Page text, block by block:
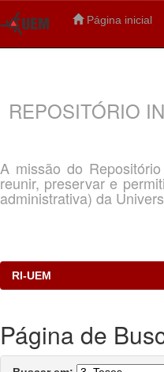
Página inicial
REPOSITÓRIO
A missão do
reunir, preservar e
administrativa) da
RI-UEM
Página de